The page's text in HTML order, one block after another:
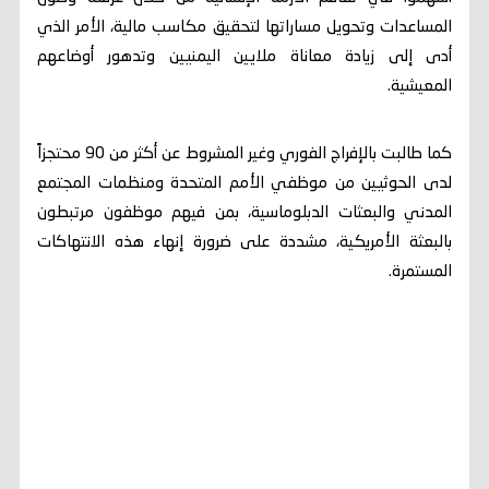
المساعدات وتحويل مساراتها لتحقيق مكاسب مالية، الأمر الذي
أدى إلى زيادة معاناة ملايين اليمنيين وتدهور أوضاعهم
المعيشية.
كما طالبت بالإفراج الفوري وغير المشروط عن أكثر من 90 محتجزاً
لدى الحوثيين من موظفي الأمم المتحدة ومنظمات المجتمع
المدني والبعثات الدبلوماسية، بمن فيهم موظفون مرتبطون
بالبعثة الأمريكية، مشددة على ضرورة إنهاء هذه الانتهاكات
المستمرة.